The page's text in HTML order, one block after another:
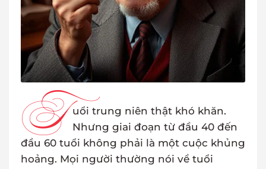
T uổi trung niên thật khó khăn.
Nhưng giai đoạn từ đầu 40 đến
đầu 60 tuổi không phải là một cuộc khủng
hoảng. Mọi người thường nói về tuổi